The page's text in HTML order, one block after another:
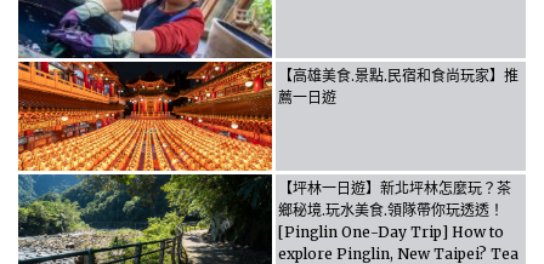
【高雄美食.景點.民宿和食尚玩家】推
薦一日遊
【坪林一日遊】新北坪林怎麼玩？茶
鄉秘境.玩水美食.領隊帶你玩透透！
[Pinglin One-Day Trip] How to
explore Pinglin, New Taipei? Tea